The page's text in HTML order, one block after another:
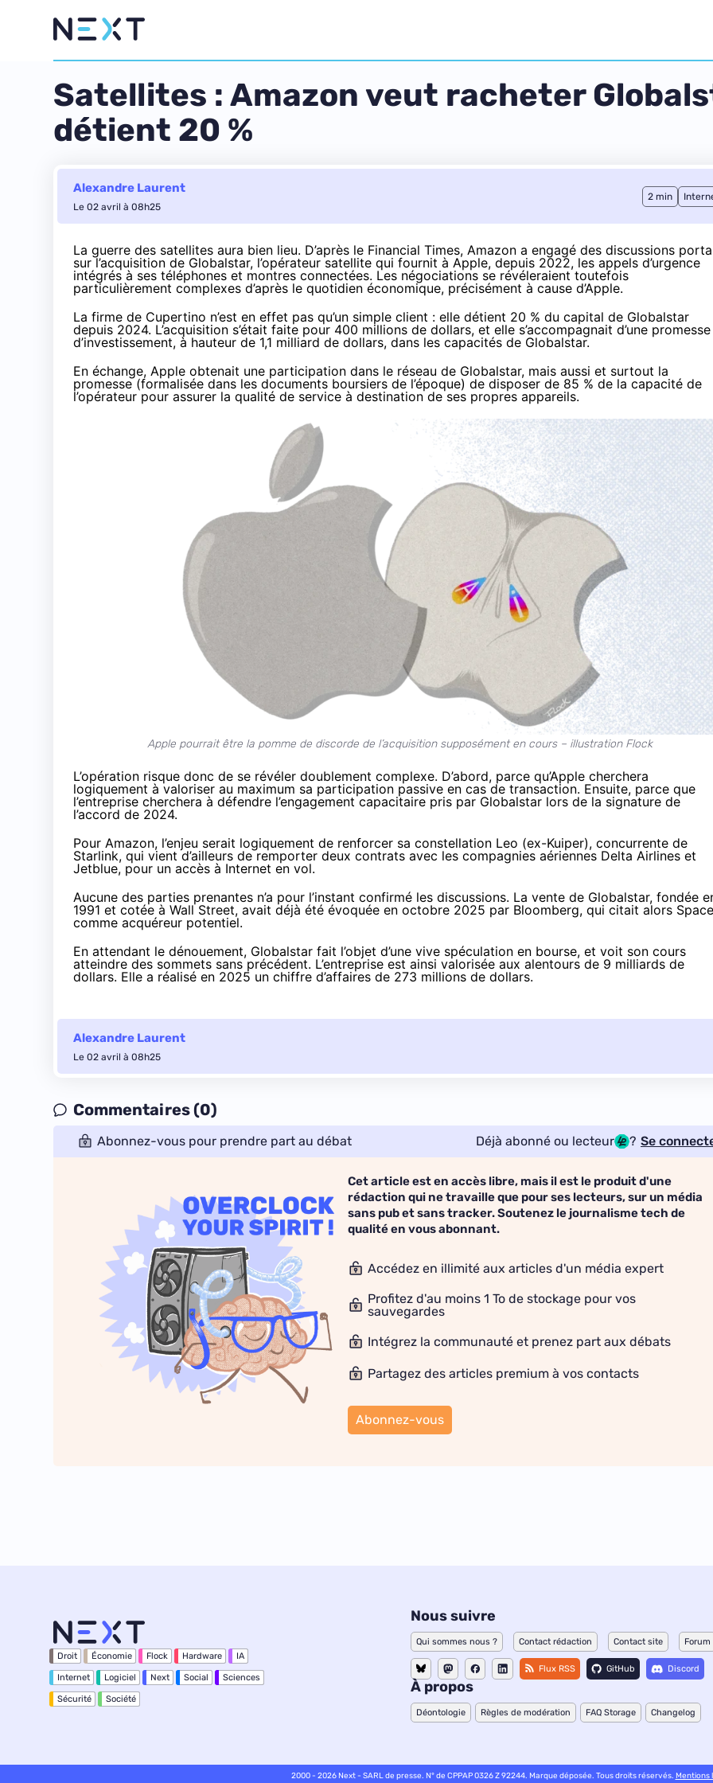
Satellites : Amazon veut racheter
détient 20 %
Alexandre Laurent
Le 02 avril à 08h25
2 min
La guerre des satellites aura bien lieu. D’après le Financial Times, Amazon a engagé des discussions
sur l’acquisition de Globalstar, l’opérateur satellite qui fournit à Apple, depuis 2022, les appels d’urgence
intégrés à ses téléphones et montres connectées. Les négociations se révéleraient toutefois
particulièrement complexes d’après le quotidien économique, précisément à cause d’Apple.
La firme de Cupertino n’est en effet pas qu’un simple client : elle détient 20 % du capital de Globalstar
depuis 2024. L’acquisition s’était faite pour 400 millions de dollars, et elle s’accompagnait d’une promesse
d’investissement, à hauteur de 1,1 milliard de dollars, dans les capacités de Globalstar.
En échange, Apple obtenait une participation dans le réseau de Globalstar, mais aussi et surtout la
promesse (formalisée dans les documents boursiers de l’époque) de disposer de 85 % de la capacité de
l’opérateur pour assurer la qualité de service à destination de ses propres appareils.
Apple pourrait être la pomme de discorde de l’acquisition supposément en cours – illustration Flock
L’opération risque donc de se révéler doublement complexe. D’abord, parce qu’Apple cherchera
logiquement à valoriser au maximum sa participation passive en cas de transaction. Ensuite, parce que
l’entreprise cherchera à défendre l’engagement capacitaire pris par Globalstar lors de la signature de
l’accord de 2024.
Pour Amazon, l’enjeu serait logiquement de renforcer sa constellation Leo (ex-Kuiper), concurrente de
Starlink, qui vient d’ailleurs de remporter deux contrats avec les compagnies aériennes Delta Airlines et
Jetblue, pour un accès à Internet en vol.
Aucune des parties prenantes n’a pour l’instant confirmé les discussions. La vente de Globalstar, fondée
1991 et cotée à Wall Street, avait déjà été évoquée en octobre 2025 par Bloomberg, qui citait alors
comme acquéreur potentiel.
En attendant le dénouement, Globalstar fait l’objet d’une vive spéculation en bourse, et voit son cours
atteindre des sommets sans précédent. L’entreprise est ainsi valorisée aux alentours de 9 milliards de
dollars. Elle a réalisé en 2025 un chiffre d’affaires de 273 millions de dollars.
Alexandre Laurent
Le 02 avril à 08h25
Commentaires (0)
Abonnez-vous pour prendre part au débat Déjà abonné ou lecteur ? Se
Cet article est en accès libre, mais il est le produit d'une
rédaction qui ne travaille que pour ses lecteurs, sur un média
sans pub et sans tracker. Soutenez le journalisme tech de
qualité en vous abonnant.
Accédez en illimité aux articles d'un média expert
Profitez d'au moins 1 To de stockage pour vos
sauvegardes
Intégrez la communauté et prenez part aux débats
Partagez des articles premium à vos contacts
Abonnez-vous
Droit Économie Flock Hardware IA
Internet Logiciel Next Social Sciences
Sécurité Société
Nous suivre
Qui sommes nous ? Contact rédaction Contact site Forum
Flux RSS GitHub Discord
À propos
Déontologie Règles de modération FAQ Storage Changelog
2000 - 2026 Next - SARL de presse. N° de CPPAP 0326 Z 92244. Marque déposée. Tous droits réservés. Mentions